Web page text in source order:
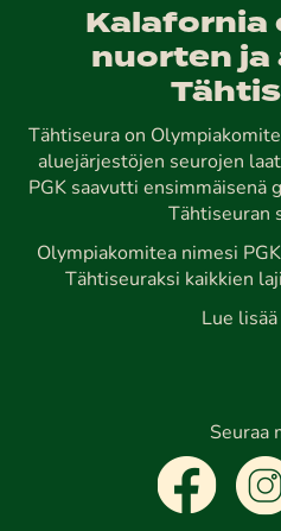
Kalafornia
nuorten
Tähtiseura on
aluejärjestöjen seurojen
PGK saavutti ensimmäisenä
Tähtiseuran
Olympiakomitea nimesi
Tähtiseuraksi kaikkien
Lue
Seuraa